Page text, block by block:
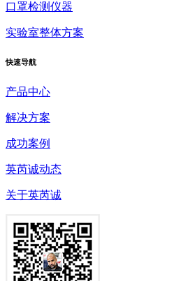
口罩检测仪器
实验室整体方案
快速导航
产品中心
解决方案
成功案例
英芮诚动态
关于英芮诚